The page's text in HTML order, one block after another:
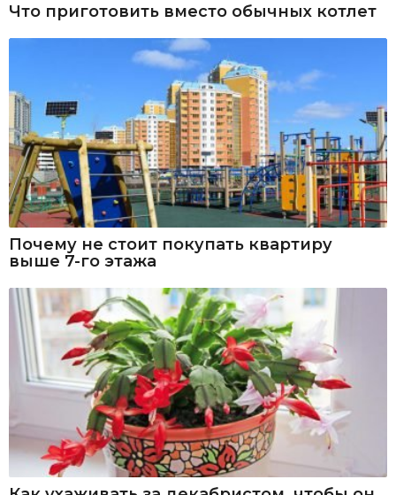
Что приготовить вместо обычных котлет
Почему не стоит покупать квартиру
выше 7-го этажа